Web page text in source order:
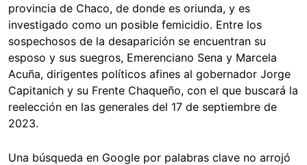
provincia de Chaco, de donde es oriunda, y es
investigado como un posible femicidio. Entre los
sospechosos de la desaparición se encuentran su
esposo y sus suegros, Emerenciano Sena y Marcela
Acuña, dirigentes políticos afines al gobernador Jorge
Capitanich y su Frente Chaqueño, con el que buscará la
reelección en las generales del 17 de septiembre de
2023.
Una búsqueda en Google por palabras clave no arrojó